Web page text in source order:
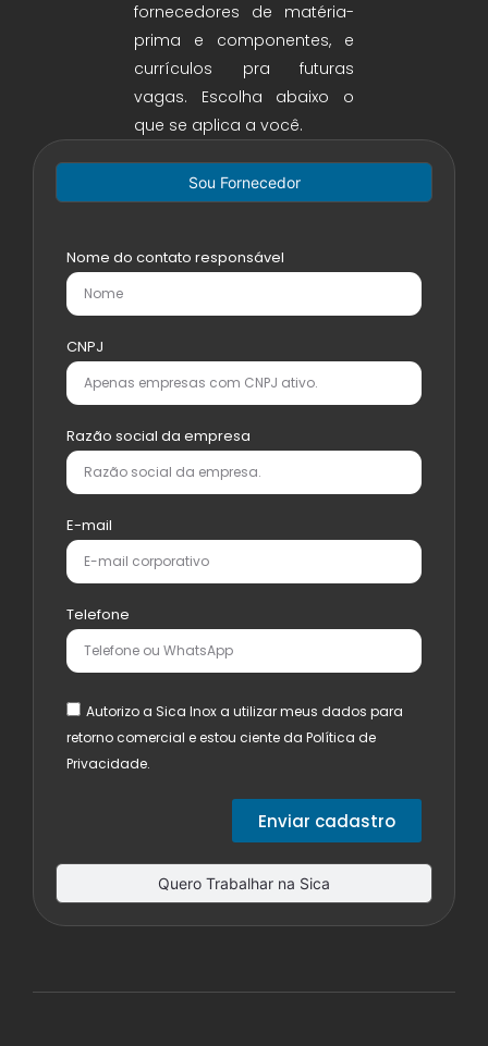
fornecedores de matéria-
prima e componentes, e
currículos pra futuras
vagas. Escolha abaixo o
que se aplica a você.
Sou Fornecedor
Quero Trabalhar na Sica
Nome do contato responsável
CNPJ
Razão social da empresa
E-mail
Telefone
Autorizo a Sica Inox a utilizar meus dados para
retorno comercial e estou ciente da Política de
Privacidade.
Enviar cadastro